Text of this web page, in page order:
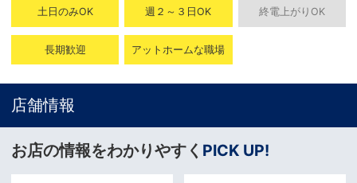
土日のみOK 週２～３日OK 終電上がりOK
長期歓迎 アットホームな職場
店舗情報
お店の情報をわかりやすく PICK UP!